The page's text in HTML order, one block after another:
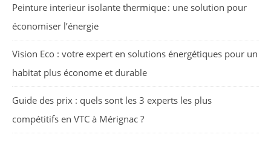
Peinture interieur isolante thermique : une solution pour
économiser l’énergie
Vision Eco : votre expert en solutions énergétiques pour un
habitat plus économe et durable
Guide des prix : quels sont les 3 experts les plus
compétitifs en VTC à Mérignac ?